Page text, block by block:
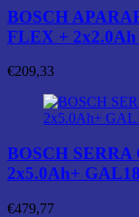
BOSCH
FLEX + 2x2.0Ah
€209,33
BOSCH
2x5.0Ah+
€479,77